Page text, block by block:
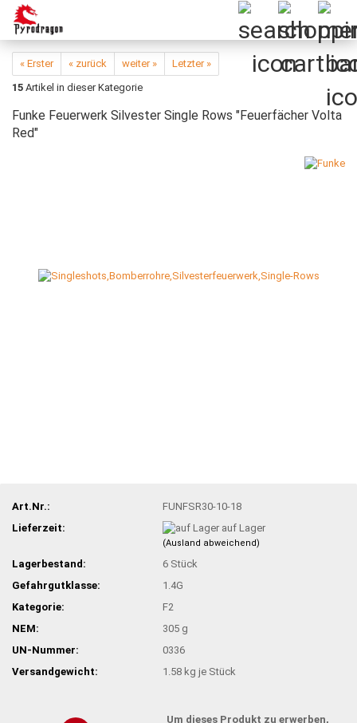
« Erster « zurück weiter »
Letzter »
15 Artikel in dieser Kategorie
Funke Feuerwerk Silvester Single Rows "Feuerfächer Volta
Red"
Art.Nr.:
FUNFSR30-10-18
Lieferzeit:
auf Lager
(Ausland abweichend)
Lagerbestand: 6 Stück
Gefahrgutklasse:
1.4G
Kategorie:
F2
NEM:
305 g
UN-Nummer:
0336
Versandgewicht:
1.58 kg je Stück
Um dieses Produkt zu erwerben,